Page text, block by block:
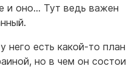
и оно… Тут ведь важен
него есть какой-то план
но в чем он